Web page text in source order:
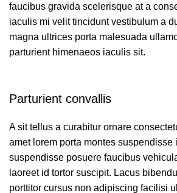
faucibus gravida scelerisque at a
iaculis mi velit tincidunt vestibulum a
magna ultrices porta malesuada
parturient himenaeos iaculis sit.
Parturient convallis
A sit tellus a curabitur ornare
amet lorem porta montes suspendisse
suspendisse posuere faucibus
laoreet id tortor suscipit. Lacus
porttitor cursus non adipiscing facilisi